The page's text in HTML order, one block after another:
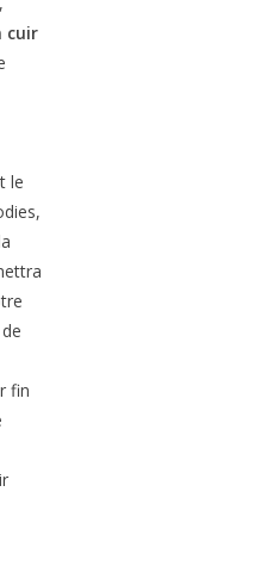
cuir
le
fin